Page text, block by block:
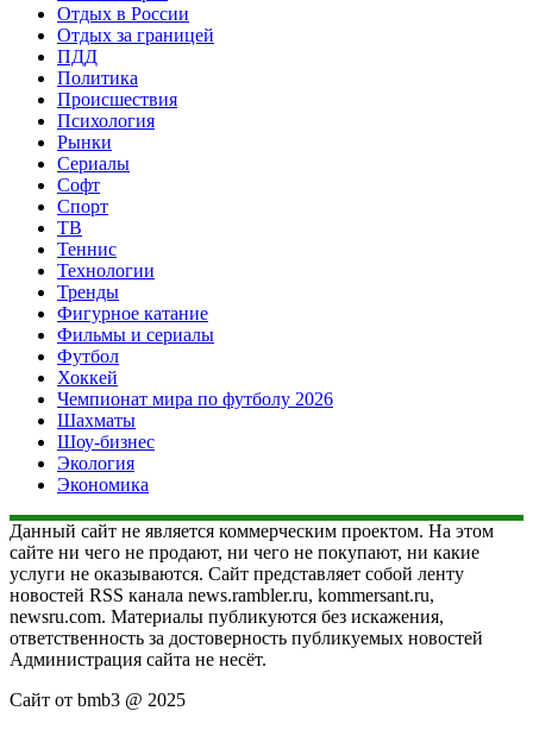
Отдых в России
Отдых за границей
ПДД
Политика
Происшествия
Психология
Рынки
Сериалы
Софт
Спорт
ТВ
Теннис
Технологии
Тренды
Фигурное катание
Фильмы и сериалы
Футбол
Хоккей
Чемпионат мира по футболу 2026
Шахматы
Шоу-бизнес
Экология
Экономика
Данный сайт не является коммерческим проектом. На этом
сайте ни чего не продают, ни чего не покупают, ни какие
услуги не оказываются. Сайт представляет собой ленту
новостей RSS канала news.rambler.ru, kommersant.ru,
newsru.com. Материалы публикуются без искажения,
ответственность за достоверность публикуемых новостей
Администрация сайта не несёт.
Сайт от bmb3 @ 2025